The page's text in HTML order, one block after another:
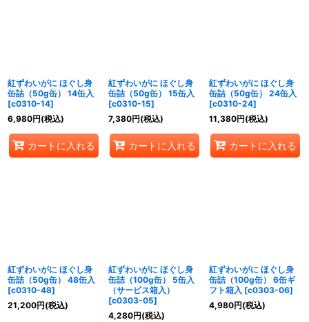
紅ずわいがに ほぐし身
缶詰（50g缶） 14缶入
[c0310-14]
6,980円(税込)
カートに入れる
紅ずわいがに ほぐし身
缶詰（50g缶） 15缶入
[c0310-15]
7,380円(税込)
カートに入れる
紅ずわいがに ほぐし身
缶詰（50g缶） 24缶入
[c0310-24]
11,380円(税込)
カートに入れる
紅ずわいがに ほぐし身
缶詰（50g缶） 48缶入
[c0310-48]
21,200円(税込)
紅ずわいがに ほぐし身
缶詰（100g缶） 5缶入
（サービス箱入）
[c0303-05]
4,280円(税込)
紅ずわいがに ほぐし身
缶詰（100g缶） 6缶ギ
フト箱入 [c0303-06]
4,980円(税込)